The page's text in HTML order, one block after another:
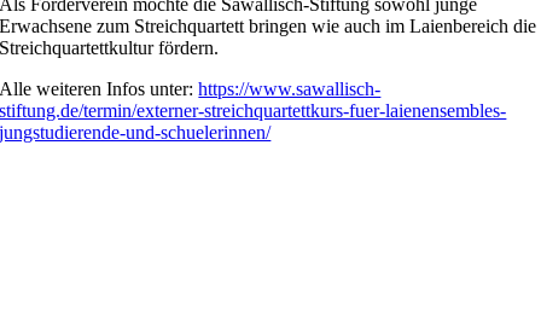
Als Förderverein möchte die Sawallisch-Stiftung sowohl junge
Erwachsene zum Streichquartett bringen wie auch im Laienbereich die
Streichquartettkultur fördern.
Alle weiteren Infos unter:https://www.sawallisch-
stiftung.de/termin/externer-streichquartettkurs-fuer-laienensembles-
jungstudierende-und-schuelerinnen/